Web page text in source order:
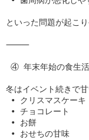
といった問題が起こ
⸻
④ 年末年始の食生
冬はイベント続きで
• クリスマスケーキ
• チョコレート
• お餅
• おせちの甘味